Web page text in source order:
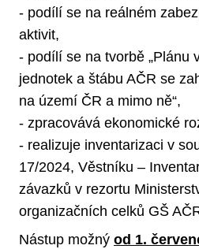
- podílí se na reálném
aktivit,
- podílí se na tvorbě „Plánu
jednotek a štábu AČR se
na území ČR a mimo ně“,
- zpracovává ekonomické
- realizuje inventarizaci v
17/2024, Věstníku –
závazků v rezortu
organizačních celků GŠ
Nástup možný od 1.